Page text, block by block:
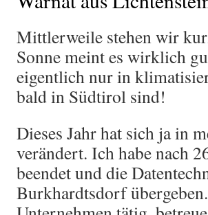
Mittlerweile stehen wir
Sonne meint es wirklich
eigentlich nur in
bald in Südtirol sind!
Dieses Jahr hat sich ja in
verändert. Ich habe nach
beendet und die
Burkhardtsdorf